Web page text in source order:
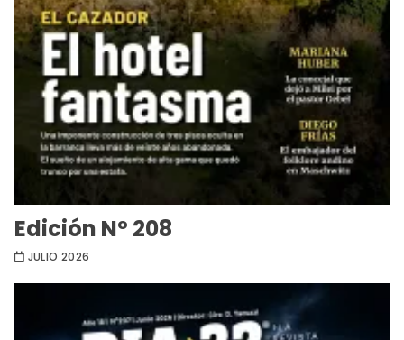
Edición Nº 208
JULIO 2026